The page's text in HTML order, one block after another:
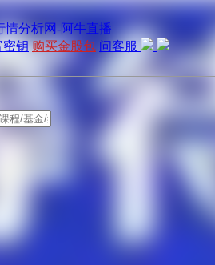
密钥 购买金股包 问客服